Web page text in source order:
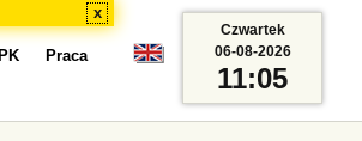
x
Praca
Czwartek
06-08-2026
11:05